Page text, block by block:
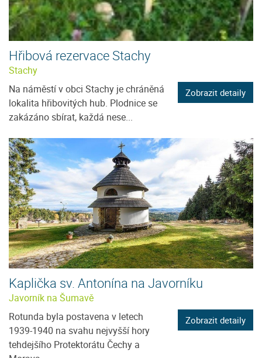
Hřibová rezervace Stachy
Stachy
Na náměstí v obci Stachy je chráněná
lokalita hřibovitých hub. Plodnice se
zakázáno sbírat, každá nese...
Zobrazit detaily
Kaplička sv. Antonína na Javorníku
Javorník na Šumavě
Rotunda byla postavena v letech
1939-1940 na svahu nejvyšší hory
tehdejšího Protektorátu Čechy a
Zobrazit detaily